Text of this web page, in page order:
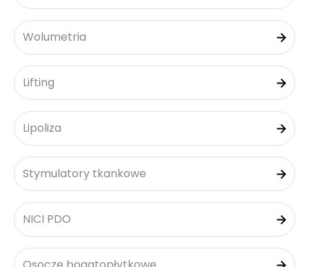
Wolumetria
Lifting
Lipoliza
Stymulatory tkankowe
NICI PDO